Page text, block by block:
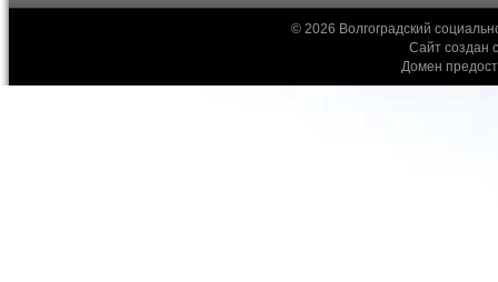
© 2026 Волгоградский
Сайт создан
Домен